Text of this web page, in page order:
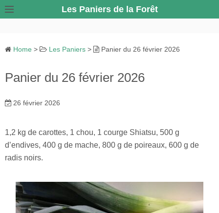
k
Les Paniers de la Forêt
Home > Les Paniers > Panier du 26 février 2026
Panier du 26 février 2026
26 février 2026
1,2 kg de carottes, 1 chou, 1 courge Shiatsu, 500 g
d’endives, 400 g de mache, 800 g de poireaux, 600 g de
radis noirs.